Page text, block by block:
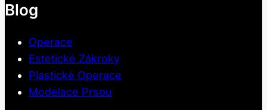
Blog
Operace
Estetické Zákroky
Plastické Operace
Modelace Prsou